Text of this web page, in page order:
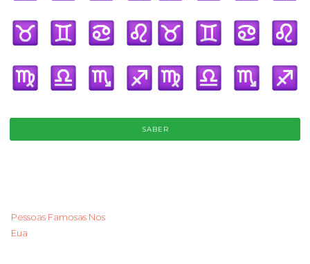
SABER
Pessoas Famosas Nos
Eua